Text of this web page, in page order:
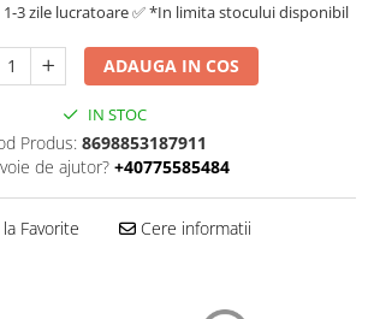
1-3 zile lucratoare ✅ *In limita stocului disponibil
ADAUGA IN COS
IN STOC
Produs: 8698853187911
de ajutor? +40775585484
Favorite Cere informatii